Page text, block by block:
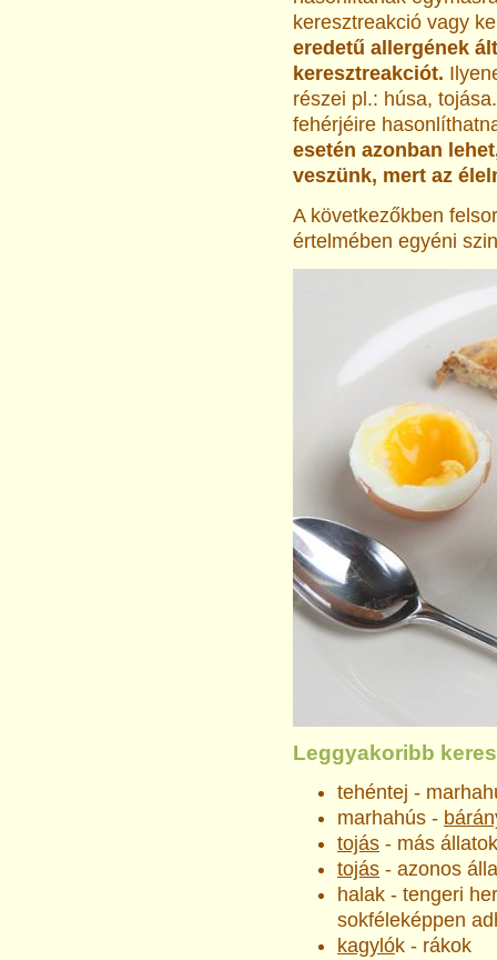
keresztreakció vagy
eredetű allergének
keresztreakciót.
részei pl.: húsa,
fehérjéire
esetén azonban
veszünk, mert az
A következőkben
értelmében egyéni
Leggyakoribb
tehéntej -
marhahús -
tojás - más
tojás - azonos
halak - tengeri
sokféleképpen
kagylók - rákok